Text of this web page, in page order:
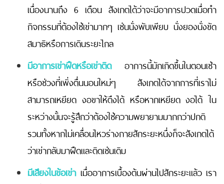
เนื่องนานถึง 6 เดือน สังเกตได้ว่าจะมีอาการปวดเมื่อทำ
กิจกรรมที่ต้องใช้เข่ามากๆ เช่นนั่งพับเพียบ นั่งยองนั่งขัด
สมาธิหรือการเดินระยะไกล
มีอาการเข่าฝืดหรือเข่าติด อาการนี้มักเกิดขึ้นในตอนเช้า
หรือช่วงที่เพิ่งตื่นนอนใหม่ๆ สังเกตได้จากการที่เราไม่
สามารถเหยียด งอขาให้ตึงได้ หรือหากเหยียด งอได้ ใน
ระหว่างนั้นจะรู้สึกว่าต้องใช้ความพยายามมากกว่าปกติ
รวมทั้งหากไม่เคลื่อนไหวร่างกายสักระยะหนึ่งก็จะสังเกตได้
ว่าเข่ากลับมาฝืดและติดเช่นเดิม
มีเสียงในข้อเข่า เมื่ออาการเบื้องต้นผ่านไปสักระยะแล้ว เรา